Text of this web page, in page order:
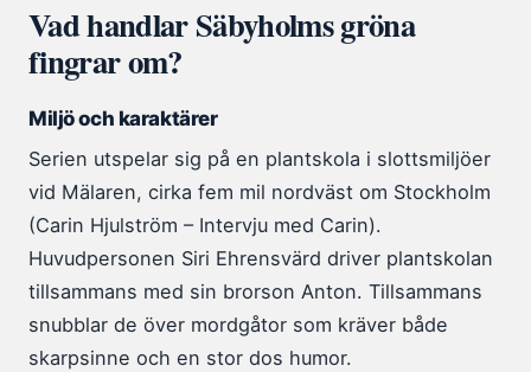
Vad handlar Säbyholms gröna
fingrar om?
Miljö och karaktärer
Serien utspelar sig på en plantskola i slottsmiljöer
vid Mälaren, cirka fem mil nordväst om Stockholm
(Carin Hjulström – Intervju med Carin).
Huvudpersonen Siri Ehrensvärd driver plantskolan
tillsammans med sin brorson Anton. Tillsammans
snubblar de över mordgåtor som kräver både
skarpsinne och en stor dos humor.